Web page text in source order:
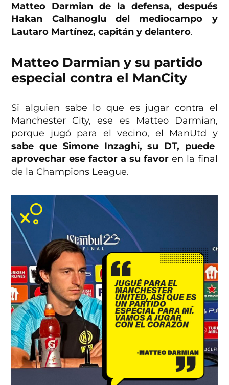
Matteo Darmian de la defensa, después
Hakan Calhanoglu del mediocampo y
Lautaro Martínez, capitán y delantero.
Matteo Darmian y su partido
especial contra el ManCity
Si alguien sabe lo que es jugar contra el
Manchester City, ese es Matteo Darmian,
porque jugó para el vecino, el ManUtd y
sabe que Simone Inzaghi, su DT, puede
aprovechar ese factor a su favoren la final
de la Champions League.